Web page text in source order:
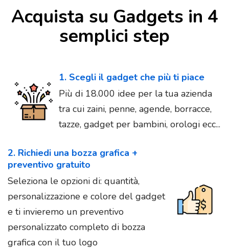
Acquista su Gadgets in 4
semplici step
1. Scegli il gadget che più ti piace
Più di 18.000 idee per la tua azienda
tra cui zaini, penne, agende, borracce,
tazze, gadget per bambini, orologi ecc...
2. Richiedi una bozza grafica +
preventivo gratuito
Seleziona le opzioni di: quantità,
personalizzazione e colore del gadget
e ti invieremo un preventivo
personalizzato completo di bozza
grafica con il tuo logo